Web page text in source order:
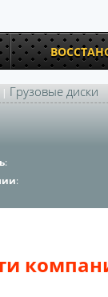
| Грузовые диски
:
: